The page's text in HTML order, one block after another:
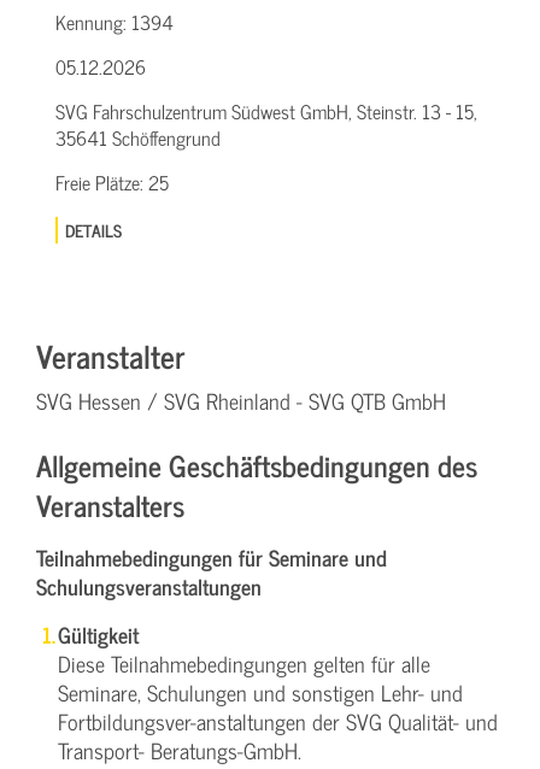
Kennung: 1394
05.12.2026
SVG Fahrschulzentrum Südwest GmbH, Steinstr. 13 - 15,
35641 Schöffengrund
Freie Plätze:25
DETAILS
Veranstalter
SVG Hessen / SVG Rheinland - SVG QTB GmbH
Allgemeine Geschäftsbedingungen des
Veranstalters
Teilnahmebedingungen für Seminare und
Schulungsveranstaltungen
Gültigkeit
Diese Teilnahmebedingungen gelten für alle
Seminare, Schulungen und sonstigen Lehr- und
Fortbildungsver-anstaltungen der SVG Qualität- und
Transport- Beratungs-GmbH.